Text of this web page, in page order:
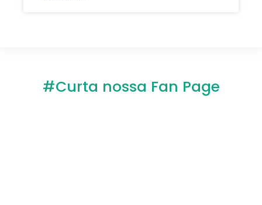
#Curta nossa Fan Page